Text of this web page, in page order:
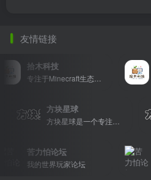
友情链接
拾木科技
专注于Minecraft生态建设
方块星球
方块星球是一个专注于我的世界的中文论坛，提供丰富的资源分享、玩家交流和创意展示，包括地图、皮肤、数据包等内容，打造Minecraft玩家的专属社区乐园！
苦力怕论坛
我的世界玩家论坛